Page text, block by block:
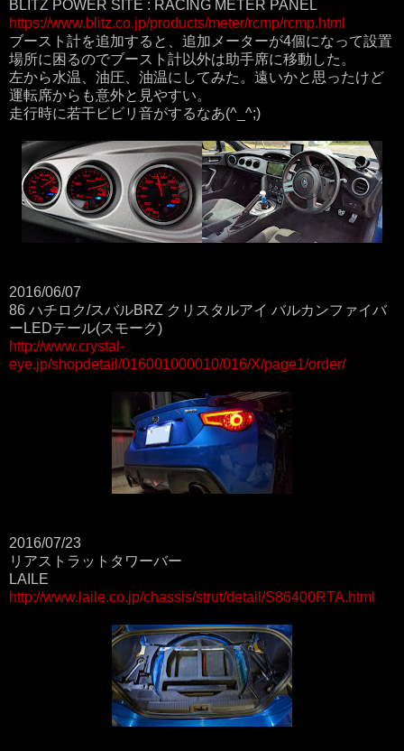
BLITZ POWER SITE : RACING METER PANEL
https://www.blitz.co.jp/products/meter/rcmp/rcmp.html
ブースト計を追加すると、追加メーターが4個になって設置
場所に困るのでブースト計以外は助手席に移動した。
左から水温、油圧、油温にしてみた。遠いかと思ったけど
運転席からも意外と見やすい。
走行時に若干ビビリ音がするなあ(^_^;)
2016/06/07
86 ハチロク/スバルBRZ クリスタルアイ バルカンファイバ
ーLEDテール(スモーク)
http://www.crystal-
eye.jp/shopdetail/016001000010/016/X/page1/order/
2016/07/23
リアストラットタワーバー
LAILE
http://www.laile.co.jp/chassis/strut/detail/S86400RTA.html